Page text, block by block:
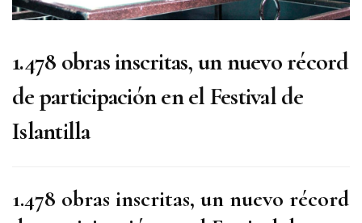
1.478 obras inscritas, un nuevo récord
de participación en el Festival de
Islantilla
1.478 obras inscritas, un nuevo récord